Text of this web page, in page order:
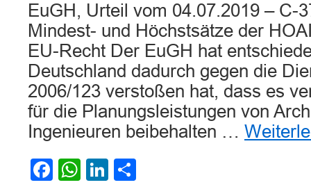
EuGH, Urteil vom 04.07.2019 – C-
Mindest- und Höchstsätze der
EU-Recht Der EuGH hat
Deutschland dadurch gegen die
2006/123 verstoßen hat, dass es
für die Planungsleistungen von
Ingenieuren beibehalten …
Facebook
WhatsApp
LinkedIn